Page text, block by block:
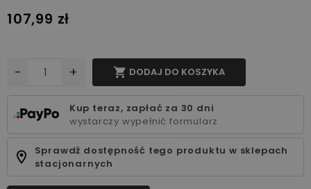
107,99 zł
- +  DODAJ DO KOSZYKA
Kup teraz, zapłać za 30 dni
wystarczy wypełnić formularz
Sprawdź dostępność tego produktu w sklepach
stacjonarnych